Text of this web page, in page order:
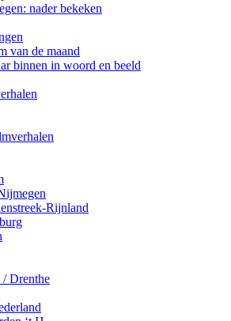
nader bekeken
van de maand
binnen in woord en beeld
Rijnland
Drenthe